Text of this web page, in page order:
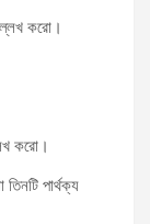
করো।
করো।
পার্থক্য